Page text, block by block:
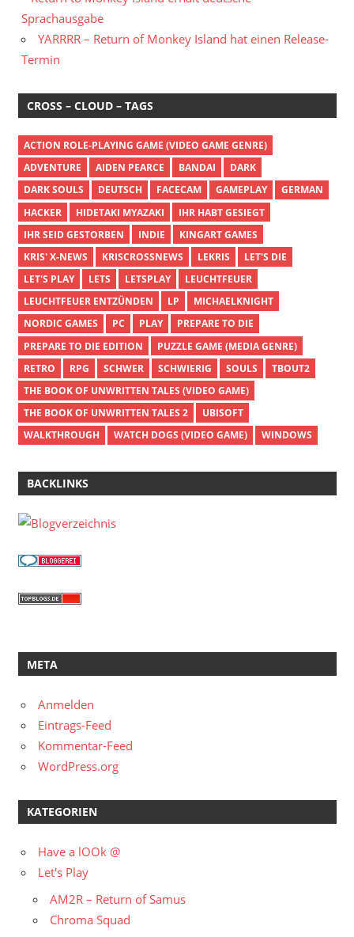
Sprachausgabe
YARRRR – Return of Monkey Island hat einen Release-
Termin
CROSS – CLOUD – TAGS
ACTION ROLE-PLAYING GAME (VIDEO GAME GENRE)
ADVENTURE
AIDEN PEARCE BANDAI
DARK
DARK SOULS
DEUTSCH FACECAM GAMEPLAY
GERMAN
HACKER
HIDETAKI MYAZAKI
IHR HABT GESIEGT
IHR SEID GESTORBEN
INDIE
KINGART GAMES
KRIS' X-NEWS
KRISCROSSNEWS LEKRIS
LET'S DIE
LET'S PLAY
LETS LETSPLAY
LEUCHTFEUER
LEUCHTFEUER ENTZÜNDEN
LP
MICHAELKNIGHT
NORDIC GAMES
PC PLAY
PREPARE TO DIE
PREPARE TO DIE EDITION
PUZZLE GAME (MEDIA GENRE)
RETRO
RPG SCHWER SCHWIERIG SOULS
TBOUT2
THE BOOK OF UNWRITTEN TALES (VIDEO GAME)
THE BOOK OF UNWRITTEN TALES 2
UBISOFT
WALKTHROUGH
WATCH DOGS (VIDEO GAME) WINDOWS
BACKLINKS
META
Anmelden
Eintrags-Feed
Kommentar-Feed
WordPress.org
KATEGORIEN
Have a lOOk @
Let's Play
AM2R – Return of Samus
Chroma Squad